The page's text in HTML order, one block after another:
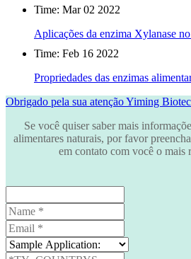
Time: Mar 02 2022
Aplicações da enzima Xylanase
Time: Feb 16 2022
Propriedades das enzimas
Obrigado pela sua atençãoYiming
Se você quiser saber mais
alimentares naturais, por favor
em contato com você o mais